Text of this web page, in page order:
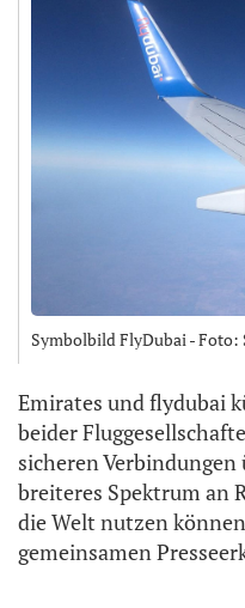
Symbolbild FlyDubai - Foto:
Emirates und flydubai
beider
sicheren
breiteres Spektrum an
die Welt nutzen
gemeinsamen